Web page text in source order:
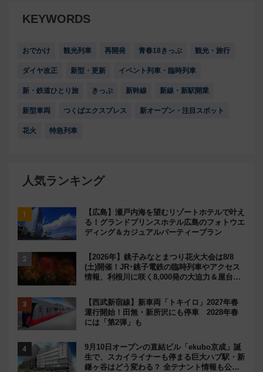
KEYWORDS
おでかけ 観光列車 再開発 青春18きっぷ 観光・旅行
ダイヤ改正 新型・更新 イベント列車・臨時列車
新・鉄道ひとり旅 きっぷ 新幹線 新線・新駅開業
新型車両 つくばエクスプレス 新オープン・注目スポット
花火 特急列車
人気ランキング
【広島】瀬戸内海を望むリゾートホテルで叶え
る！グランドプリンスホテル広島のフォトウエ
ディング＆カジュアルパーティープラン
【2026年】銚子みなとまつり花火大会は8/8
(土)開催！JR･銚子電鉄の臨時列車やアクセス
情報、利根川に咲く8,000発の大迫力＆屋台を
【西武新宿線】新車両「トキイロ」2027年春
運行開始！田無・新所沢にも停車 2028年春
には「第2弾」も
9月10日オープンの直結ビル「ekubo京成」誕
生で、スカイライナーも停まる巨大ハブ駅・新
鎌ヶ谷はどう変わる？ 全テナント情報も公